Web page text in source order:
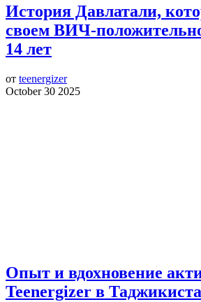
История Давлатали,
своем ВИЧ-
14 лет
от teenergizer
October 30 2025
Опыт и вдохновение
Teenergizer в